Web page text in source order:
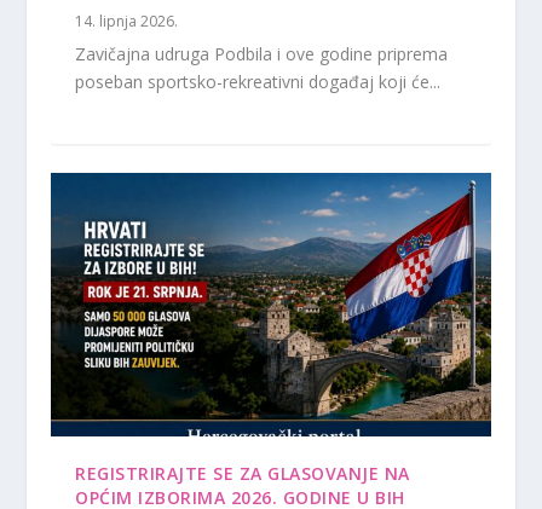
14. lipnja 2026.
Zavičajna udruga Podbila i ove godine priprema
poseban sportsko-rekreativni događaj koji će...
REGISTRIRAJTE SE ZA GLASOVANJE NA
OPĆIM IZBORIMA 2026. GODINE U BIH